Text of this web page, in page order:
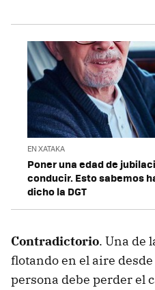
EN XATAKA
Poner una edad de
conducir. Esto sabemos
dicho la DGT
Contradictorio. Una de
flotando en el aire
persona debe perder el